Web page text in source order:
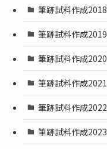
筆跡試料作成2018
筆跡試料作成2019
筆跡試料作成2020
筆跡試料作成2021
筆跡試料作成2022
筆跡試料作成2023